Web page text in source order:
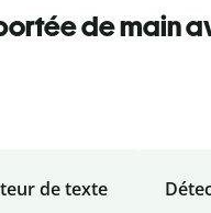
de main
de texte